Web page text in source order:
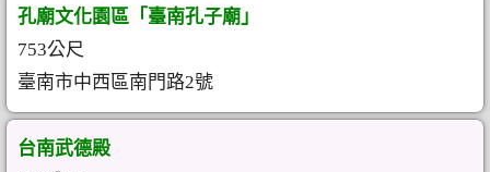
孔廟文化園區「臺南孔子廟」
753公尺
臺南市中西區南門路2號
台南武德殿